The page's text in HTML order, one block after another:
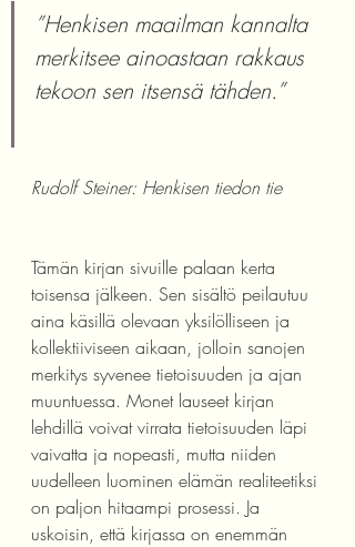
”Henkisen maailman kannalta
merkitsee ainoastaan rakkaus
tekoon sen itsensä tähden.”
Rudolf Steiner: Henkisen tiedon tie
Tämän kirjan sivuille palaan kerta
toisensa jälkeen. Sen sisältö peilautuu
aina käsillä olevaan yksilölliseen ja
kollektiiviseen aikaan, jolloin sanojen
merkitys syvenee tietoisuuden ja ajan
muuntuessa. Monet lauseet kirjan
lehdillä voivat virrata tietoisuuden läpi
vaivatta ja nopeasti, mutta niiden
uudelleen luominen elämän realiteetiksi
on paljon hitaampi prosessi. Ja
uskoisin, että kirjassa on enemmän